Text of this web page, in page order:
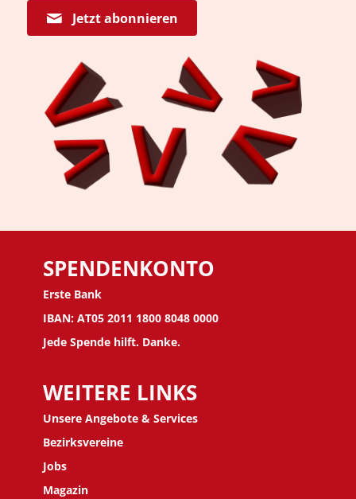
Jetzt abonnieren
SPENDENKONTO
Erste Bank
IBAN: AT05 2011 1800 8048 0000
Jede Spende hilft. Danke.
WEITERE LINKS
Unsere Angebote & Services
Bezirksvereine
Jobs
Magazin